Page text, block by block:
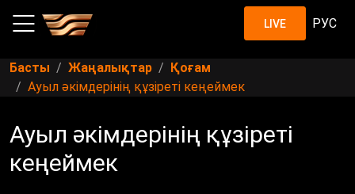
LIVE РУС
Басты Жаңалықтар
Қоғам
Ауыл әкімдерінің құзіреті кеңеймек
Ауыл әкімдерінің құзіреті
кеңеймек